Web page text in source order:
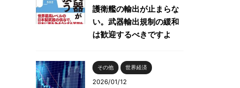
護衛艦の輸出が止まらな
い。武器輸出規制の緩和
は歓迎するべきですよ
その他 世界経済
2026/01/12